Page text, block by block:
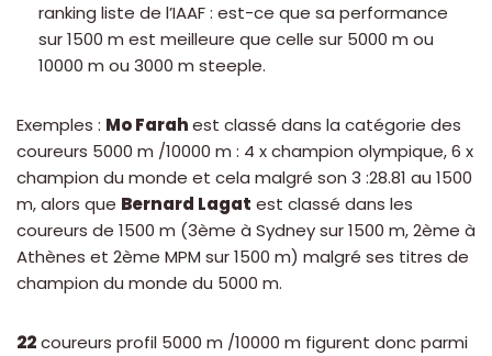
ranking liste de l’IAAF : est-ce que sa performance
sur 1500 m est meilleure que celle sur 5000 m ou
10000 m ou 3000 m steeple.
Exemples : Mo Farahest classé dans la catégorie des
coureurs 5000 m /10000 m : 4 x champion olympique, 6 x
champion du monde et cela malgré son 3 :28.81 au 1500
m, alors que Bernard Lagat est classé dans les
coureurs de 1500 m (3ème à Sydney sur 1500 m, 2ème à
Athènes et 2ème MPM sur 1500 m) malgré ses titres de
champion du monde du 5000 m.
22coureurs profil 5000 m /10000 m figurent donc parmi